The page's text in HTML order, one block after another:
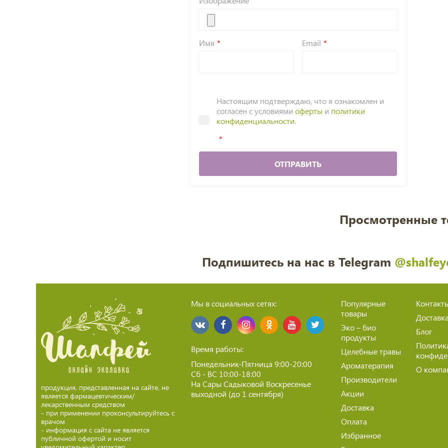
Имя Email
Настоящим подтверждаю, что я ознакомлен и
согласен с условиями оферты и политики
конфиденциальности.
ОТПРАВИТЬ
Просмотренные
Подпишитесь на нас в Telegram
продукция, представленная на сайте, не
является фармацевтическим/
лекарственным средством
- при применении проконсультируйтесь с
врачом
- информация с сайта не является
публичной офертой и носит
Мы в социальных сетях:
Время работы:
Понедельник-Пятница 9:00-20:00
Сб - ВС 10:00-18:00
На Сары Садыковой Воскресенье
выходной (до 1 сентября)
Популярные
товары
Эко – био
продукты
Целебные травы
Ароматерапия
Производители
Акции
Доставка
Оплата
Избранное
Доставка
Блог
О